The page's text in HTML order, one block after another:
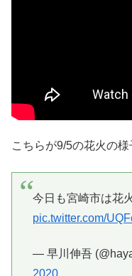
こちらが9/5の花火の様
今日も宮崎市は花
pic.twitter.com/
— 早川伸吾